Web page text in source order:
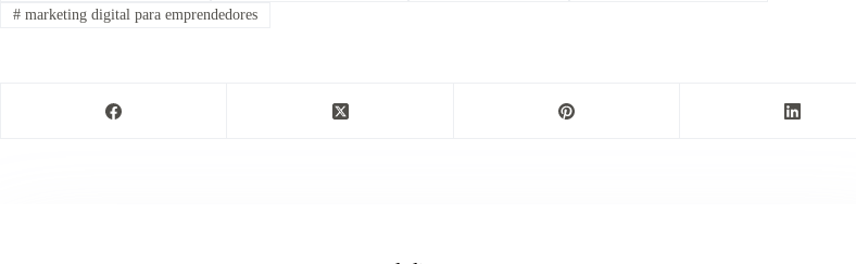
#marketing digital para emprendedores